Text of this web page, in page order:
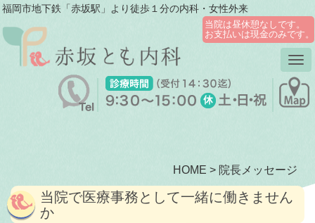
福岡市地下鉄「赤坂駅」より徒歩１分の内科・女性外来
当院は昼休憩なしです。
お支払いは現金のみです。
HOME > 院長メッセージ
当院で医療事務として一緒に働きません
か